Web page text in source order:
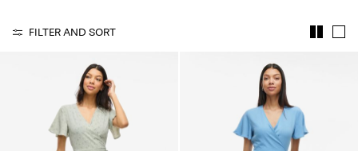
questions?
Belgique
FILTER AND SORT